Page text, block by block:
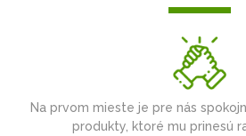
Na prvom mieste je pre nás
produkty, ktoré mu prinesú